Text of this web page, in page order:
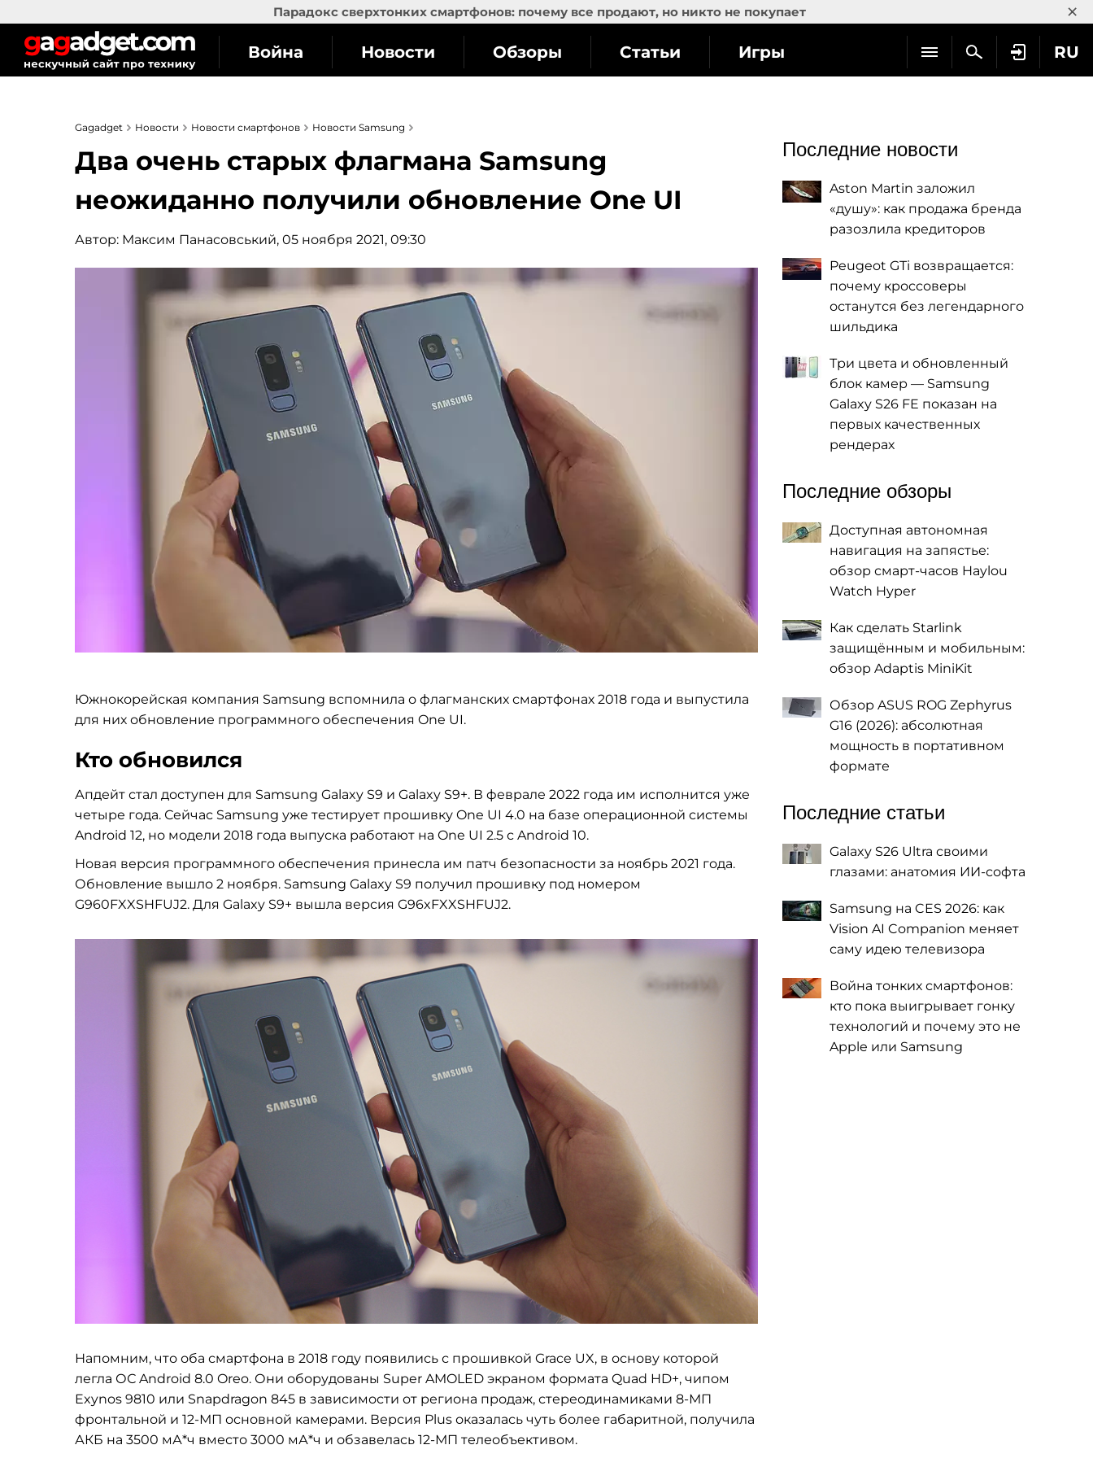
Парадокс сверхтонких смартфонов: почему все продают, но никто не покупает ×
RU
Война Новости Обзоры Статьи Игры
Gagadget Новости Новости смартфонов Новости Samsung
Два очень старых флагмана Samsung
неожиданно получили обновление One UI
Автор: Максим Панасовський, 05 ноября 2021, 09:30
Южнокорейская компания Samsung вспомнила о флагманских смартфонах 2018 года и выпустила
для них обновление программного обеспечения One UI.
Кто обновился
Апдейт стал доступен для Samsung Galaxy S9 и Galaxy S9+. В феврале 2022 года им исполнится уже
четыре года. Сейчас Samsung уже тестирует прошивку One UI 4.0 на базе операционной системы
Android 12, но модели 2018 года выпуска работают на One UI 2.5 с Android 10.
Новая версия программного обеспечения принесла им патч безопасности за ноябрь 2021 года.
Обновление вышло 2 ноября. Samsung Galaxy S9 получил прошивку под номером
G960FXXSHFUJ2. Для Galaxy S9+ вышла версия G96xFXXSHFUJ2.
Напомним, что оба смартфона в 2018 году появились с прошивкой Grace UX, в основу которой
легла ОС Android 8.0 Oreo. Они оборудованы Super AMOLED экраном формата Quad HD+, чипом
Exynos 9810 или Snapdragon 845 в зависимости от региона продаж, стереодинамиками 8-МП
фронтальной и 12-МП основной камерами. Версия Plus оказалась чуть более габаритной, получила
АКБ на 3500 мА*ч вместо 3000 мА*ч и обзавелась 12-МП телеобъективом.
Последние новости
Aston Martin заложил
«душу»: как продажа бренда
разозлила кредиторов
Peugeot GTi возвращается:
почему кроссоверы
останутся без легендарного
шильдика
Три цвета и обновленный
блок камер — Samsung
Galaxy S26 FE показан на
первых качественных
рендерах
Последние обзоры
Доступная автономная
навигация на запястье:
обзор смарт-часов Haylou
Watch Hyper
Как сделать Starlink
защищённым и мобильным:
обзор Adaptis MiniKit
Обзор ASUS ROG Zephyrus
G16 (2026): абсолютная
мощность в портативном
формате
Последние статьи
Galaxy S26 Ultra своими
глазами: анатомия ИИ-софта
Samsung на CES 2026: как
Vision AI Companion меняет
саму идею телевизора
Война тонких смартфонов:
кто пока выигрывает гонку
технологий и почему это не
Apple или Samsung